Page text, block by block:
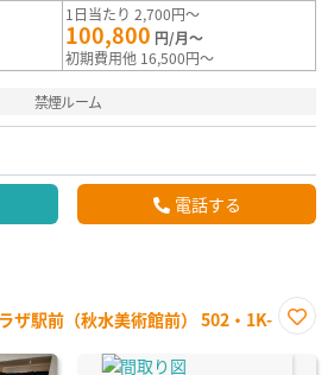
1日当たり 2,700円～
100,800 円/月～
初期費用他 16,500円～
禁煙ルーム
電話する
ザ駅前（秋水美術館前） 502・1K-
に入